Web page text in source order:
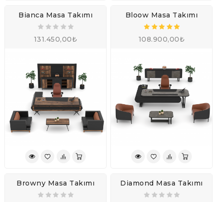
Bianca Masa Takımı
131.450,00₺
Bloow Masa Takımı
108.900,00₺
Browny Masa Takımı Diamond Masa Takımı